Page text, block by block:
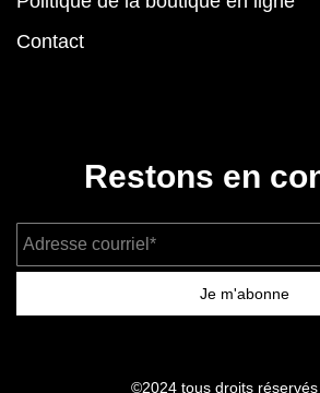
Contact
Restons en
Je m'abonne
©2024 tous droits réservés